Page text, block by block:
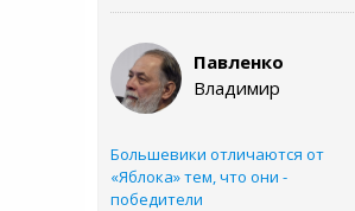
Павленко
Владимир
Большевики отличаются от
«Яблока» тем, что они -
победители